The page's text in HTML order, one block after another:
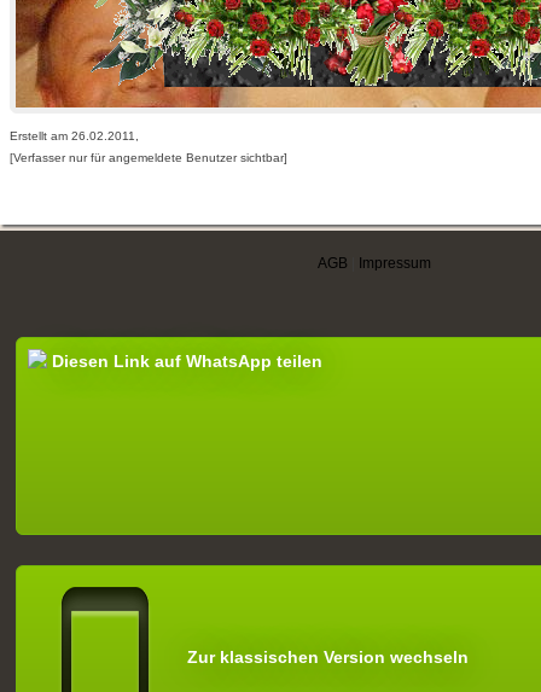
Erstellt am 26.02.2011,
[Verfasser nur für angemeldete Benutzer sichtbar]
AGB Impressum
Diesen Link auf WhatsApp teilen
Zur klassischen Version wechseln